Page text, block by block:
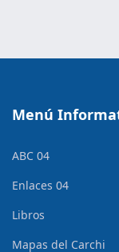
Menú
ABC 04
Enlaces 04
Libros
Mapas del Carchi